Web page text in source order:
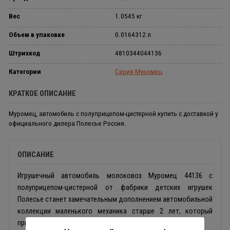
Вес 1.0545 кг
Объем в упаковке 0.0164312 л
Штрихкод 4810344044136
Категории Серия Муромец
КРАТКОЕ ОПИСАНИЕ
Муромец, автомобиль с полуприцепом-цистерной купить с доставкой у
официального дилера Полесье Россия.
ОПИСАНИЕ
Игрушечный автомобиль молоковоз Муромец 44136 с
полуприцепом-цистерной от фабрики детских игрушек
Полесье станет замечательным дополнением автомобильной
коллекции маленького механика старше 2 лет, который
привлечет внимание ребенка своим необычным цветом.